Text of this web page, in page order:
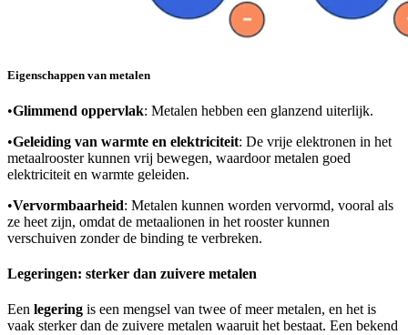
Eigenschappen van metalen
•Glimmend oppervlak: Metalen hebben een glanzend uiterlijk.
•Geleiding van warmte en elektriciteit: De vrije elektronen in het
metaalrooster kunnen vrij bewegen, waardoor metalen goed
elektriciteit en warmte geleiden.
•Vervormbaarheid: Metalen kunnen worden vervormd, vooral als
ze heet zijn, omdat de metaalionen in het rooster kunnen
verschuiven zonder de binding te verbreken.
Legeringen: sterker dan zuivere metalen
Een legering is een mengsel van twee of meer metalen, en het is
vaak sterker dan de zuivere metalen waaruit het bestaat. Een bekend